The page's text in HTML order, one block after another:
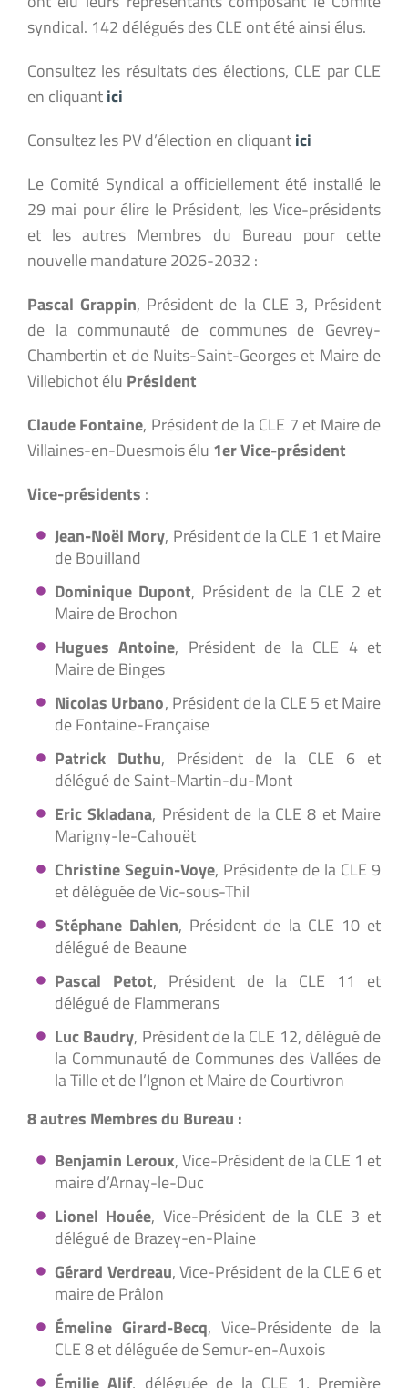
syndical. 142 délégués des CLE ont été ainsi élus.
Consultez les résultats des élections, CLE par CLE
en cliquantici
Consultez les PV d’élection en cliquantici
Le Comité Syndical a officiellement été installé le
29 mai pour élire le Président, les Vice-présidents
et les autres Membres du Bureau pour cette
nouvelle mandature 2026-2032 :
Pascal Grappin, Président de la CLE 3, Président
de la communauté de communes de Gevrey-
Chambertin et de Nuits-Saint-Georges et Maire de
Villebichot élu Président
Claude Fontaine, Président de la CLE 7 et Maire de
Villaines-en-Duesmois élu 1er Vice-président
Vice-présidents :
Jean-Noël Mory, Président de la CLE 1 et Maire
de Bouilland
Dominique Dupont, Président de la CLE 2 et
Maire de Brochon
Hugues Antoine, Président de la CLE 4 et
Maire de Binges
Nicolas Urbano, Président de la CLE 5 et Maire
de Fontaine-Française
Patrick Duthu, Président de la CLE 6 et
délégué de Saint-Martin-du-Mont
Eric Skladana, Président de la CLE 8 et Maire
Marigny-le-Cahouët
Christine Seguin-Voye, Présidente de la CLE 9
et déléguée de Vic-sous-Thil
Stéphane Dahlen, Président de la CLE 10 et
délégué de Beaune
Pascal Petot, Président de la CLE 11 et
délégué de Flammerans
Luc Baudry, Président de la CLE 12, délégué de
la Communauté de Communes des Vallées de
la Tille et de l’Ignon et Maire de Courtivron
8 autres Membres du Bureau :
Benjamin Leroux, Vice-Président de la CLE 1 et
maire d’Arnay-le-Duc
Lionel Houée, Vice-Président de la CLE 3 et
délégué de Brazey-en-Plaine
Gérard Verdreau, Vice-Président de la CLE 6 et
maire de Prâlon
Émeline Girard-Becq, Vice-Présidente de la
CLE 8 et déléguée de Semur-en-Auxois
Émilie Alif, déléguée de la CLE 1, Première